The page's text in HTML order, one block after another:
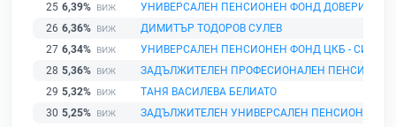
25 6,39%
УНИВЕРСАЛЕН ПЕНСИОНЕН ФОНД ДОВЕРИЕ
26 6,36%
ДИМИТЪР ТОДОРОВ СУЛЕВ
27 6,34%
УНИВЕРСАЛЕН ПЕНСИОНЕН ФОНД ЦКБ - СИЛА
28 5,36%
ЗАДЪЛЖИТЕЛЕН ПРОФЕСИОНАЛЕН
29 5,32%
ТАНЯ ВАСИЛЕВА БЕЛИАТО
30 5,25%
ЗАДЪЛЖИТЕЛЕН УНИВЕРСАЛЕН ПЕНСИОНЕН